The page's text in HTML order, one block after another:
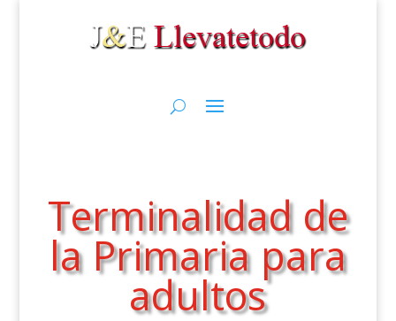
Terminalidad de
la Primaria para
adultos